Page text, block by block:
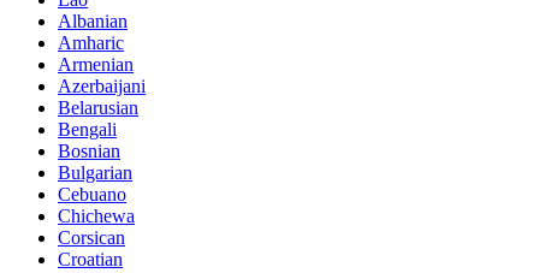
Albanian
Amharic
Armenian
Azerbaijani
Belarusian
Bengali
Bosnian
Bulgarian
Cebuano
Chichewa
Corsican
Croatian